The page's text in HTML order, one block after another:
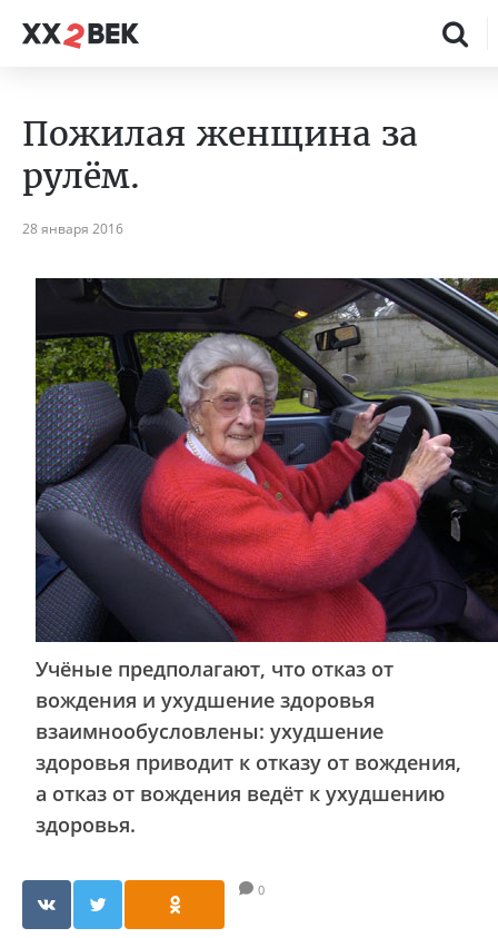
Пожилая женщина за
рулём.
28 января 2016
Учёные предполагают, что отказ от
вождения и ухудшение здоровья
взаимнообусловлены: ухудшение
здоровья приводит к отказу от вождения,
а отказ от вождения ведёт к ухудшению
здоровья.
0